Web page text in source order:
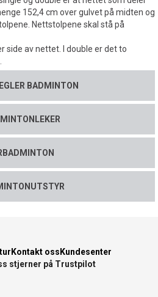
152,4 cm over gulvet på midten og
Nettstolpene skal stå på
side av nettet. I double er det to
BADMINTON
Kontakt oss Kundesenter
stjerner på Trustpilot